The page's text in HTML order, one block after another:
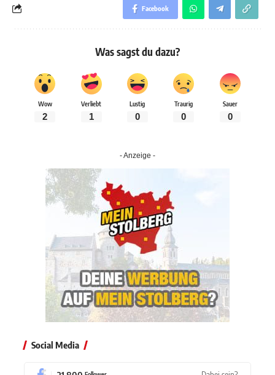
Facebook
Was sagst du dazu?
Wow
2
Verliebt
1
Lustig
0
Traurig
0
Sauer
0
- Anzeige -
Social Media